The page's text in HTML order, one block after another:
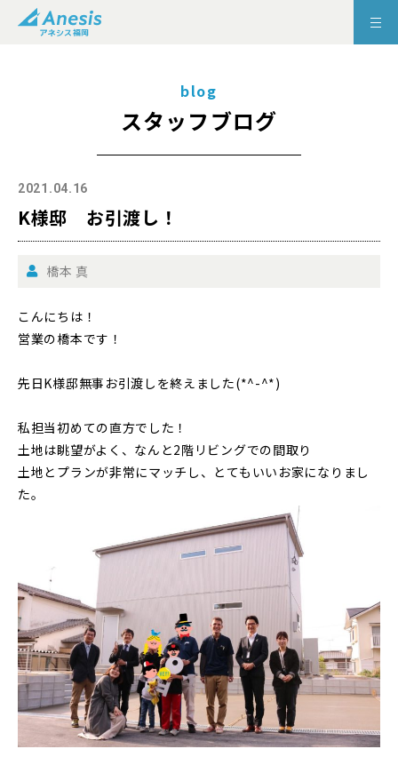
blog
スタッフブログ
2021.04.16
K様邸 お引渡し！
橋本 真
こんにちは！
営業の橋本です！
先日K様邸無事お引渡しを終えました(*^-^*)
私担当初めての直方でした！
土地は眺望がよく、なんと2階リビングでの間取り
土地とプランが非常にマッチし、とてもいいお家になりまし
た。